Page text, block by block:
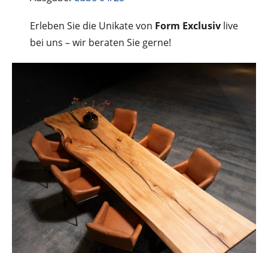
Erleben Sie die Unikate von Form Exclusiv live
bei uns – wir beraten Sie gerne!